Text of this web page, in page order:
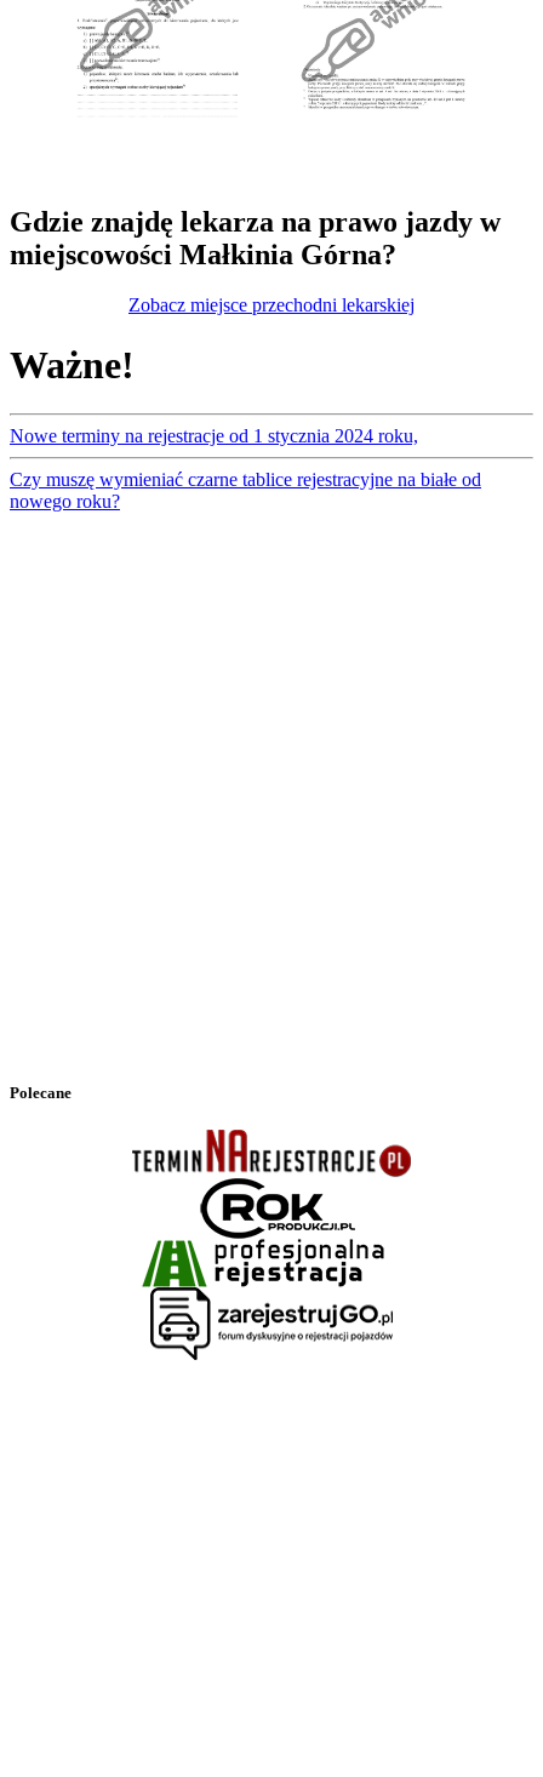
Gdzie znajdę lekarza na prawo jazdy w
miejscowości Małkinia Górna?
Zobacz miejsce przechodni lekarskiej
Ważne!
Nowe terminy na rejestracje od 1 stycznia 2024 roku,
Czy muszę wymieniać czarne tablice rejestracyjne na białe od
nowego roku?
Polecane